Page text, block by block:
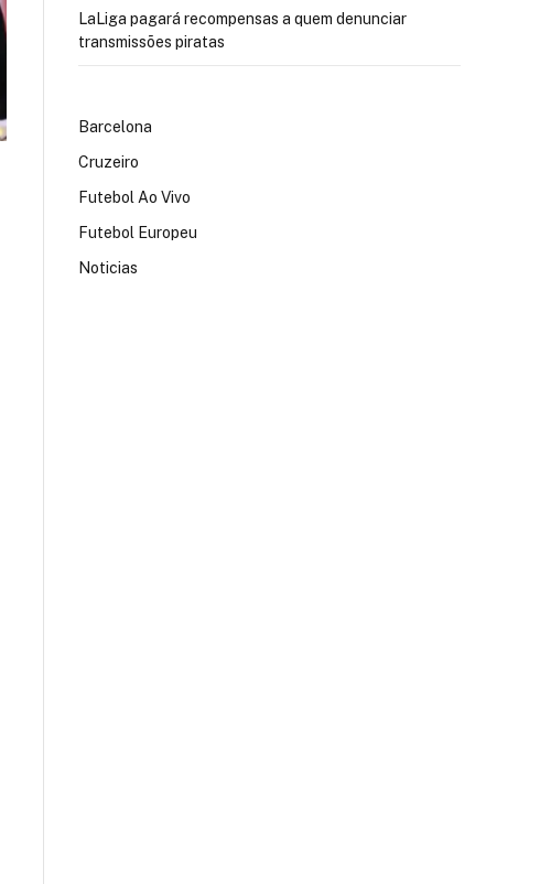
LaLiga pagará recompensas a quem denunciar
transmissões piratas
Barcelona
Cruzeiro
Futebol Ao Vivo
Futebol Europeu
Noticias